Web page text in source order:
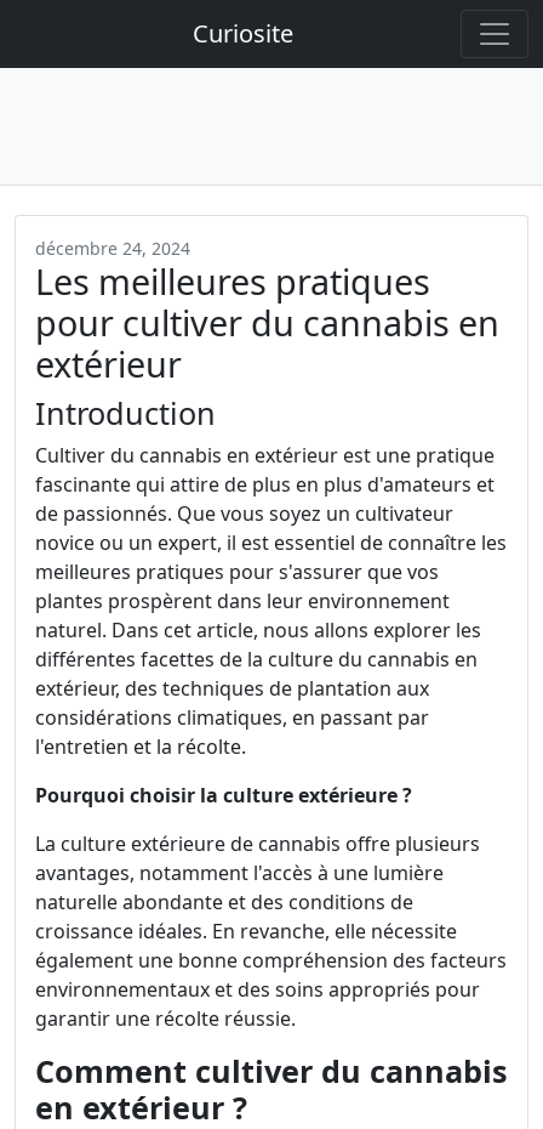
Curiosite
décembre 24, 2024
Les meilleures pratiques
pour cultiver du cannabis en
extérieur
Introduction
Cultiver du cannabis en extérieur est une pratique
fascinante qui attire de plus en plus d'amateurs et
de passionnés. Que vous soyez un cultivateur
novice ou un expert, il est essentiel de connaître les
meilleures pratiques pour s'assurer que vos
plantes prospèrent dans leur environnement
naturel. Dans cet article, nous allons explorer les
différentes facettes de la culture du cannabis en
extérieur, des techniques de plantation aux
considérations climatiques, en passant par
l'entretien et la récolte.
Pourquoi choisir la culture extérieure ?
La culture extérieure de cannabis offre plusieurs
avantages, notamment l'accès à une lumière
naturelle abondante et des conditions de
croissance idéales. En revanche, elle nécessite
également une bonne compréhension des facteurs
environnementaux et des soins appropriés pour
garantir une récolte réussie.
Comment cultiver du cannabis
en extérieur ?